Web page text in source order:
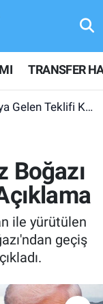
TRANSFER
Kabul Etmedi!
Boğazı
ile yürütülen
geçiş